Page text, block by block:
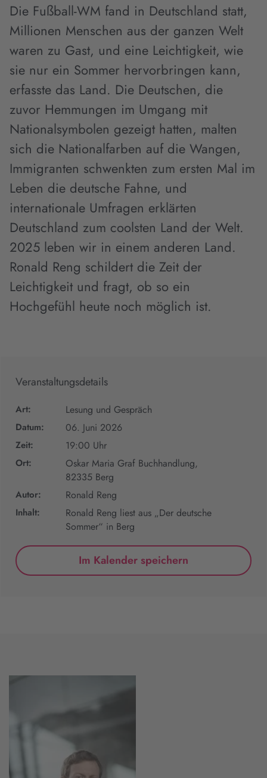
Die Fußball-WM fand in Deutschland statt,
Millionen Menschen aus der ganzen Welt
waren zu Gast, und eine Leichtigkeit, wie
sie nur ein Sommer hervorbringen kann,
erfasste das Land. Die Deutschen, die
zuvor Hemmungen im Umgang mit
Nationalsymbolen gezeigt hatten, malten
sich die Nationalfarben auf die Wangen,
Immigranten schwenkten zum ersten Mal im
Leben die deutsche Fahne, und
internationale Umfragen erklärten
Deutschland zum coolsten Land der Welt.
2025 leben wir in einem anderen Land.
Ronald Reng schildert die Zeit der
Leichtigkeit und fragt, ob so ein
Hochgefühl heute noch möglich ist.
Veranstaltungsdetails
Art: Lesung und Gespräch
Datum: 06. Juni 2026
Zeit: 19:00 Uhr
Ort:
Oskar Maria Graf Buchhandlung,
82335 Berg
Autor: Ronald Reng
Inhalt:
Ronald Reng liest aus „Der deutsche
Sommer“ in Berg
Im Kalender speichern